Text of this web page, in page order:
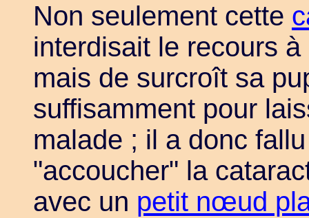
Non seulement cette
interdisait le recours
mais de surcroît sa
suffisamment pour
malade ; il a donc
"accoucher" la
avec un petit nœud